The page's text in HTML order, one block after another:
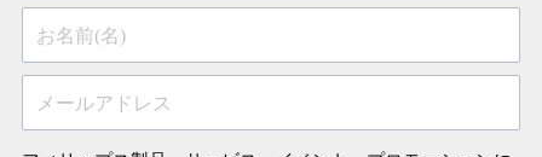
お名前(名)
メールアドレス